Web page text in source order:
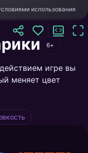
использования
6+
игре вы
меняет цвет